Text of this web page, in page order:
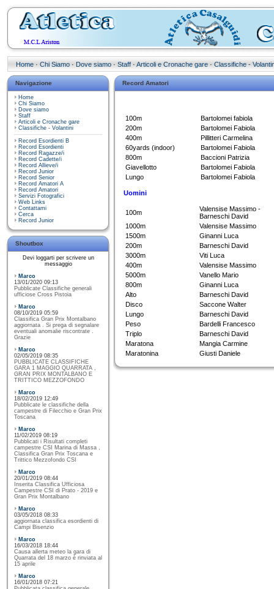
Home · Chi Siamo · Dove siamo · Staff · Articoli e Cronache gare · Classifiche -
Navigazione
Home
Chi Siamo
Dove siamo
Staff
Articoli e Cronache gare
Classifiche - Volantini
Record Esordienti B
Record Esordienti
Record Ragazze/i
Record Cadette/i
Record Allieve/i
Record Junior
Record Senior
Record Amatori A
Record Amatori
Servizi Fotografici
Web Links
Contattami
Cerca
Record Junior
Shoutbox
Devi loggarti per scrivere un
messaggio
Marco
13/01/2020 09:13
Pubblicate Classifiche generali
ufficiose Cross Pistoia
Marco
08/10/2019 05:59
Classifica Gran Prix Montalbano
aggiornata . Si prega di segnalare
eventuali anomalie riscontrate .
Grazie
Marco
02/05/2019 08:35
PUBBLICATE CLASSIFICHE
GARA 1 MAGGIO QUARRATA ,
GRAN PRIX MONTALBANO E
TRITTICO MEZZOFONDO
Marco
18/02/2019 12:49
Pubblicate le classifiche della
campestre di Filecchio e Gran Prix
Toscana
Marco
11/02/2019 08:19
Pubblicati i Risultati completi
campestre CSI Marina di Massa ,
Classifica Gran Prix Toscana e
Trittico Mezzofondo CSI
Marco
20/01/2019 08:44
Inserita Classifica Ufficiosa
Campestre CSI di Prato - 2019 e
Gran Prix Montalbano
Marco
03/05/2018 08:33
aggiornata classifica esordienti di
Campi Bisenzio
Marco
16/03/2018 18:44
Causa allerta meteo la gara di
Quarrata del 18 marzo è rinviata al
15 aprile
Marco
16/01/2018 07:21
Record Amatori
100m
Bartolomei fabiola
200m
Bartolomei Fabiola
400m
Pillitteri Carmelina
60yards (indoor)
Bartolomei Fabiola
800m
Baccioni Patrizia
Giavellotto
Bartolomei Fabiola
Lungo
Bartolomei Fabiola
Uomini
100m
Valensise Massimo -
Barneschi David
1000m
Valensise Massimo
1500m
Ginanni Luca
200m
Barneschi David
3000m
Viti Luca
400m
Valensise Massimo
5000m
Vanello Mario
800m
Ginanni Luca
Alto
Barneschi David
Disco
Saccone Walter
Lungo
Barneschi David
Peso
Bardelli Francesco
Triplo
Barneschi David
Maratona
Mangia Carmine
Maratonina
Giusti Daniele